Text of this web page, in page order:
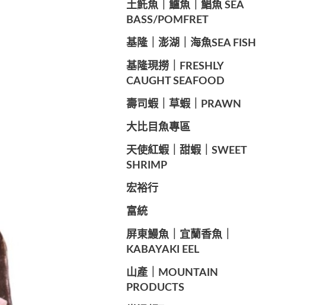
️土魠魚｜鱸魚｜鯧魚 SEA ​​
BASS/POMFRET
️基隆｜澎湖｜海魚SEA ​​FISH
️基隆現撈｜FRESHLY
CAUGHT SEAFOOD
️壽司蝦｜草蝦｜PRAWN
️大比目魚專區
️天使紅蝦｜甜蝦｜SWEET
SHRIMP
宏裕行
富統
️屏東鰻魚｜宜蘭香魚｜
KABAYAKI EEL
山產｜MOUNTAIN
PRODUCTS